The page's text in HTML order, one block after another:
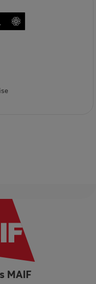
MAIF